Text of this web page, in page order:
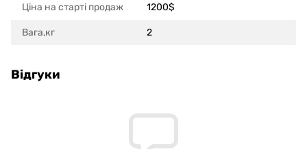
Ціна на старті продаж 1200$
Вага,кг 2
Відгуки